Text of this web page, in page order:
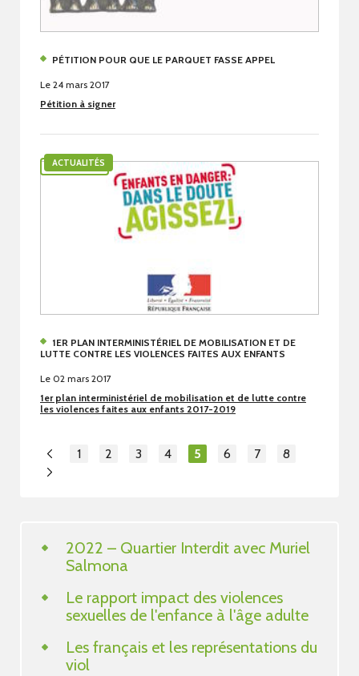
PÉTITION POUR QUE LE PARQUET FASSE APPEL
Le 24 mars 2017
Pétition à signer
ACTUALITÉS
1ER PLAN INTERMINISTÉRIEL DE MOBILISATION ET DE
LUTTE CONTRE LES VIOLENCES FAITES AUX ENFANTS
Le 02 mars 2017
1er plan interministériel de mobilisation et de lutte contre
les violences faites aux enfants 2017-2019
1 2 3 4 5 6 7 8
2022 – Quartier Interdit avec Muriel
Salmona
Le rapport impact des violences
sexuelles de l'enfance à l'âge adulte
Les français et les représentations du
viol